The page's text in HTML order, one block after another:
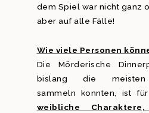
dem Spiel war nicht ganz
aber auf alle Fälle!
Wie viele Personen
Die Mörderische
bislang die meisten
sammeln konnten, ist für
weibliche